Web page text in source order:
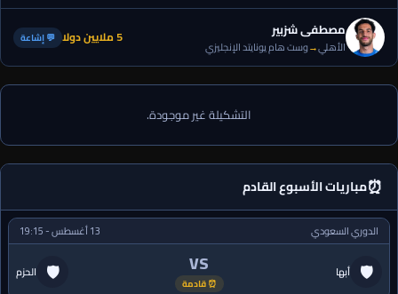
مصطفى شزبير
الأهلي→وست هام يونايتد الإنجليزي 5 ملايين دولا 💬 إشاعة
التشكيلة غير موجودة.
⏰مباريات الأسبوع القادم
الدوري السعودي 13 أغسطس - 19:15
🛡 أبها VS
⏰ قادمة
الحزم 🛡